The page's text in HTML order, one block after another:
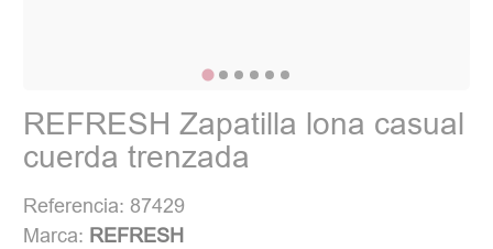
REFRESH Zapatilla lona casual
cuerda trenzada
Referencia: 87429
Marca: REFRESH